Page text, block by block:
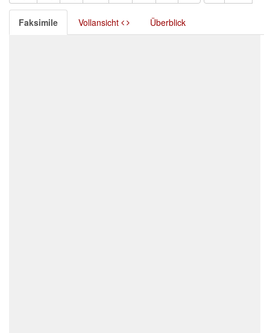
Faksimile Vollansicht Überblick